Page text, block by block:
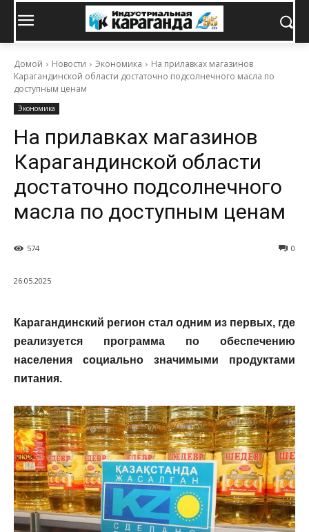
Домой Новости Экономика
На прилавках магазинов
Карагандинской области достаточно подсолнечного масла по
доступным ценам
Экономика
На прилавках магазинов
Карагандинской области
достаточно подсолнечного
масла по доступным ценам
0
574
26.05.2025
Карагандинский регион стал одним из первых, где
реализуется программа по обеспечению
населения социально значимыми продуктами
питания.